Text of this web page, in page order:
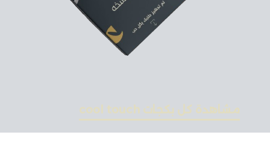
مشاهدة كل بكجات cool touch